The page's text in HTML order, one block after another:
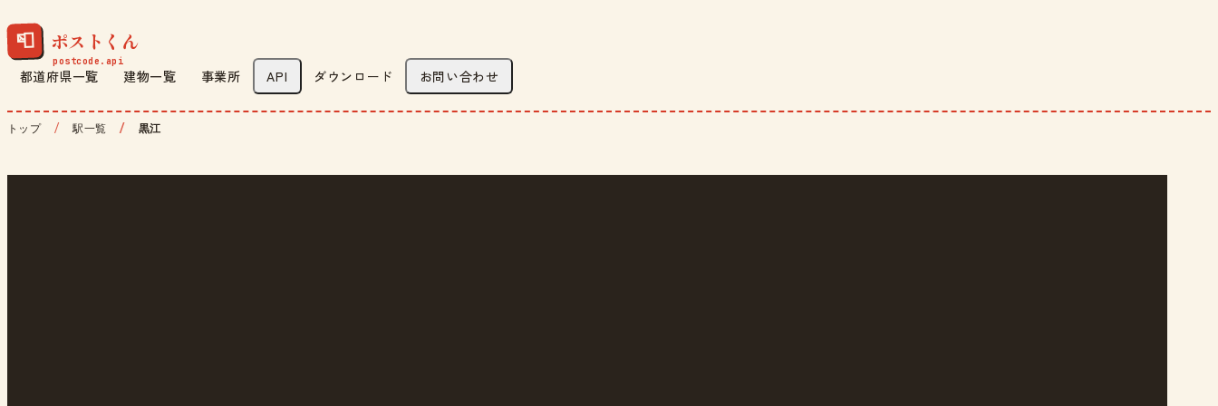
📮 ポストくん
都道府県一覧 建物一覧 事業所 API ダウンロード お問い合わせ
トップ 駅一覧 黒江